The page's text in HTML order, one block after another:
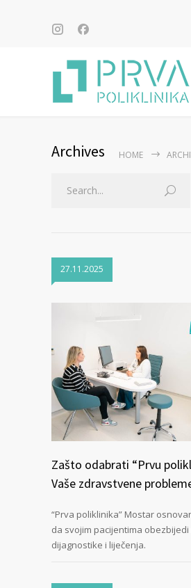
Archives HOME
27.11.2025
Zašto odabrati “Prvu
Vaše zdravstvene
“Prva poliklinika” Mostar
da svojim pacijentima
dijagnostike i liječenja.